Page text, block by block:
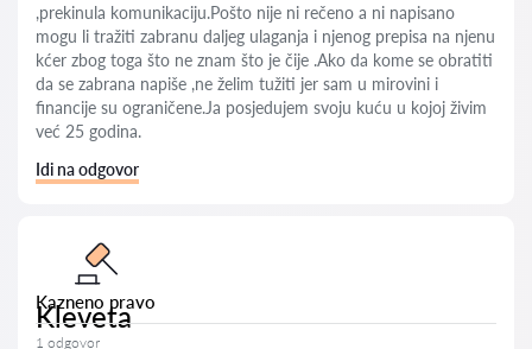
,prekinula komunikaciju.Pošto nije ni rečeno a ni napisano
mogu li tražiti zabranu daljeg ulaganja i njenog prepisa na njenu
kćer zbog toga što ne znam što je čije .Ako da kome se obratiti
da se zabrana napiše ,ne želim tužiti jer sam u mirovini i
financije su ograničene.Ja posjedujem svoju kuću u kojoj živim
već 25 godina.
Idi na odgovor
Kazneno pravo
Kleveta
1 odgovor